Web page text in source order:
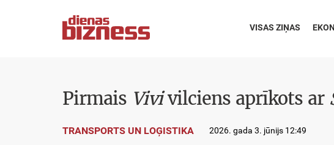
VISAS ZIŅAS
Pirmais Vivivilciens aprīkots ar
TRANSPORTS UN LOĢISTIKA 2026. gada 3. jūnijs 12:49